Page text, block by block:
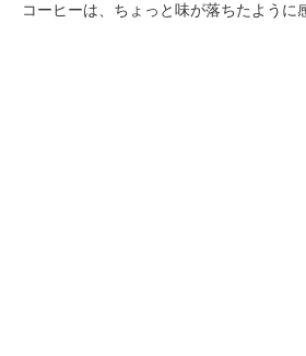
コーヒーは、ちょっと味が落ちたように